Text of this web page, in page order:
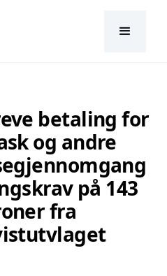
betaling for
og andre
på 143
fra